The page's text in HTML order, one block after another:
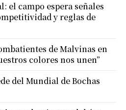
el campo espera señales
y reglas de
de Malvinas en
colores nos unen”
del Mundial de Bochas